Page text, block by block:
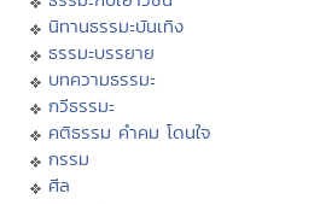
นิทานธรรมะบันเทิง
ธรรมะบรรยาย
บทความธรรมะ
กวีธรรมะ
คติธรรม คำคม โดนใจ
กรรม
ศีล